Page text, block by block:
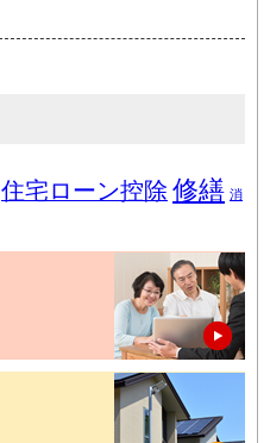
住宅ローン控除 修繕 消